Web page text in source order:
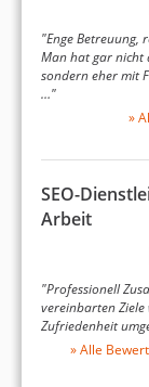
Die
Auf
"Enge Betreuung,
Man hat gar nicht
sondern eher mit
…"
»
SEO-
Arbeit
"Professionell
vereinbarten
Zufriedenheit
» Alle